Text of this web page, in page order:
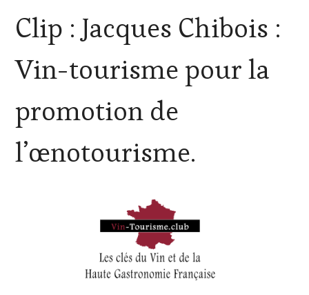
INVITATIONS
&
WINE
TASTING,
RESTAURATEUR,
CHEF,
ŒNOLOGUE,
SOMMELIER,
Clip : Jacques Chibois :
Vin-tourisme pour la
promotion de
l’œnotourisme.